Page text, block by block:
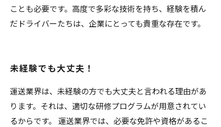
ことも必要です。高度で多彩な技術を持ち、経験を積ん
だドライバーたちは、企業にとっても貴重な存在です。
未経験でも大丈夫！
運送業界は、未経験の方でも大丈夫と言われる理由があ
ります。それは、適切な研修プログラムが用意されてい
るからです。 運送業界では、必要な免許や資格があるこ